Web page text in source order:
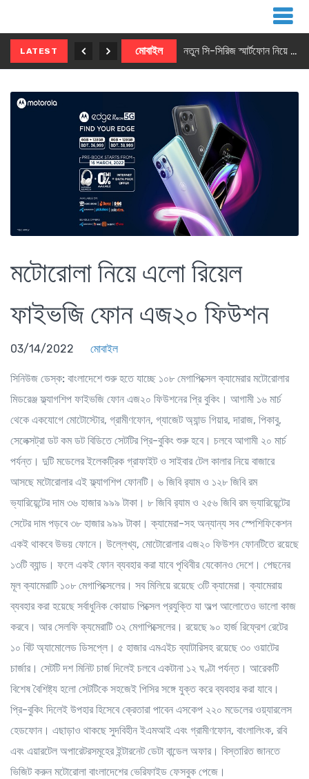
LATEST মোবাইল নতুন সি-সিরিজ স্মার্টফোন নিয়ে আসছে রিয়েলমি
মটোরোলা নিয়ে এলো রিয়েল
ফাইভজি ফোন এজ২০ ফিউশন
03/14/2022 মোবাইল
সিনিউজ ডেস্ক: বাংলাদেশে শুরু হতে যাচ্ছে ১০৮ মেগাপিক্সেল ক্যামেরার মটোরোলার
মিডরেঞ্জ ফ্ল্যাগশিপ ফাইভজি ফোন এজ২০ ফিউশনের প্রি বুকিং। আগামী ১৬ মার্চ
থেকে একযোগে মোটোস্টোর, গ্রামীণফোন, গ্যাজেট অ্যান্ড গিয়ার, দারাজ, পিকাবু,
সেলেক্সট্রা ডট কম ডট বিডিতে সেটটির প্রি-বুকিং শুরু হবে। চলবে আগামী ২০ মার্চ
পর্যন্ত। দুটি মডেলের ইলেকট্রিক গ্রাফাইট ও সাইবার টেল কালার নিয়ে বাজারে
আসছে মটোরোলার এই ফ্ল্যাগশিপ ফোনটি। ৬ জিবি র‌্যাম ও ১২৮ জিবি রম
ভ্যারিয়েন্টের দাম ৩৬ হাজার ৯৯৯ টাকা। ৮ জিবি র‌্যাম ও ২৫৬ জিবি রম ভ্যারিয়েন্টের
সেটের দাম পড়বে ৩৮ হাজার ৯৯৯ টাকা। ক্যামেরা-সহ অন্যান্য সব স্পেশিফিকেশন
একই থাকবে উভয় ফোনে। উল্লেখ্য, মোটোরোলার এজ২০ ফিউশন ফোনটিতে রয়েছে
১৩টি ব্যান্ড। ফলে একই ফোন ব্যবহার করা যাবে পৃথিবীর যেকোনও দেশে। পেছনের
মূল ক্যামেরাটি ১০৮ মেগাপিক্সেলের। সব মিলিয়ে রয়েছে ৩টি ক্যামেরা। ক্যামেরায়
ব্যবহার করা হয়েছে সর্বাধুনিক কোয়াড পিক্সেল প্রযুক্তি যা অল্প আলোতেও ভালো কাজ
করবে। আর সেলফি ক্যমেরাটি ৩২ মেগাপিক্সেলের। রয়েছে ৯০ হার্জ রিফ্রেশ রেটের
১০ বিট অ্যামোলেড ডিসপ্লে। ৫ হাজার এমএইচ ব্যাটারিসহ রয়েছে ৩০ ওয়াটের
চার্জার। সেটটি দশ মিনিট চার্জ দিলেই চলবে একটানা ১২ ঘণ্টা পর্যন্ত। আরেকটি
বিশেষ বৈশিষ্ট্য হলো সেটটিকে সহজেই পিসির সঙ্গে যুক্ত করে ব্যবহার করা যাবে।
প্রি-বুকিং দিলেই উপহার হিসেবে ক্রেতারা পাবেন এসকেপ ২২০ মডেলের ওয়্যারলেস
হেডফোন। এছাড়াও থাকছে সুদবিহীন ইএমআই এবং গ্রামীণফোন, বাংলালিংক, রবি
এবং এয়ারটেল অপারেটরসমূহের ইন্টারনেট ডেটা বান্ডেল অফার। বিস্তারিত জানতে
ভিজিট করুন মটোরোলা বাংলাদেশের ভেরিফাইড ফেসবুক পেজে।